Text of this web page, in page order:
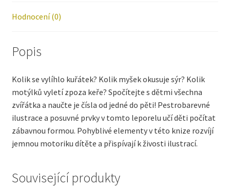
Hodnocení (0)
Popis
Kolik se vylíhlo kuřátek? Kolik myšek okusuje sýr? Kolik
motýlků vyletí zpoza keře? Spočítejte s dětmi všechna
zvířátka a naučte je čísla od jedné do pěti! Pestrobarevné
ilustrace a posuvné prvky v tomto leporelu učí děti počítat
zábavnou formou. Pohyblivé elementy v této knize rozvíjí
jemnou motoriku dítěte a přispívají k živosti ilustrací.
Související produkty